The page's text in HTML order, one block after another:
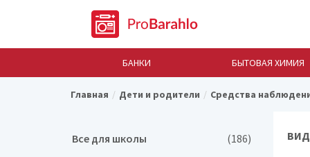
БАНКИ БЫТОВАЯ ХИМИЯ
Главная Дети и родители Средства
Все для школы
(186)